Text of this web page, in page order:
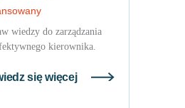
wiedzy do zarządzania
kierownika.
się więcej